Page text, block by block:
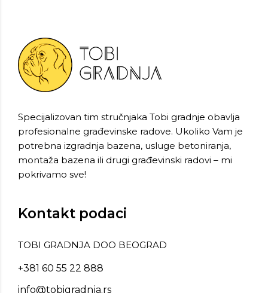
Specijalizovan tim stručnjaka Tobi gradnje obavlja
profesionalne građevinske radove. Ukoliko Vam je
potrebna izgradnja bazena, usluge betoniranja,
montaža bazena ili drugi građevinski radovi – mi
pokrivamo sve!
Kontakt podaci
TOBI GRADNJA DOO BEOGRAD
+381 60 55 22 888
info@tobigradnja.rs